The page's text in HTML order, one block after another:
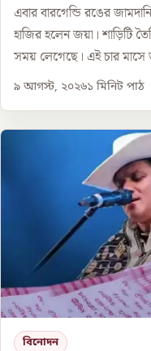
এবার বারগেন্ডি রঙের
হাজির হলেন জয়া। শাড়িটি
সময় লেগেছে। এই চার মাসে
৯ আগস্ট, ২০২৬১ মিনিট পাঠ
বিনোদন